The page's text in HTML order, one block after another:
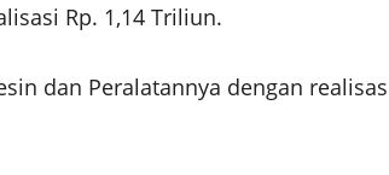
Rp. 1,14 Triliun.
dan Peralatannya dengan